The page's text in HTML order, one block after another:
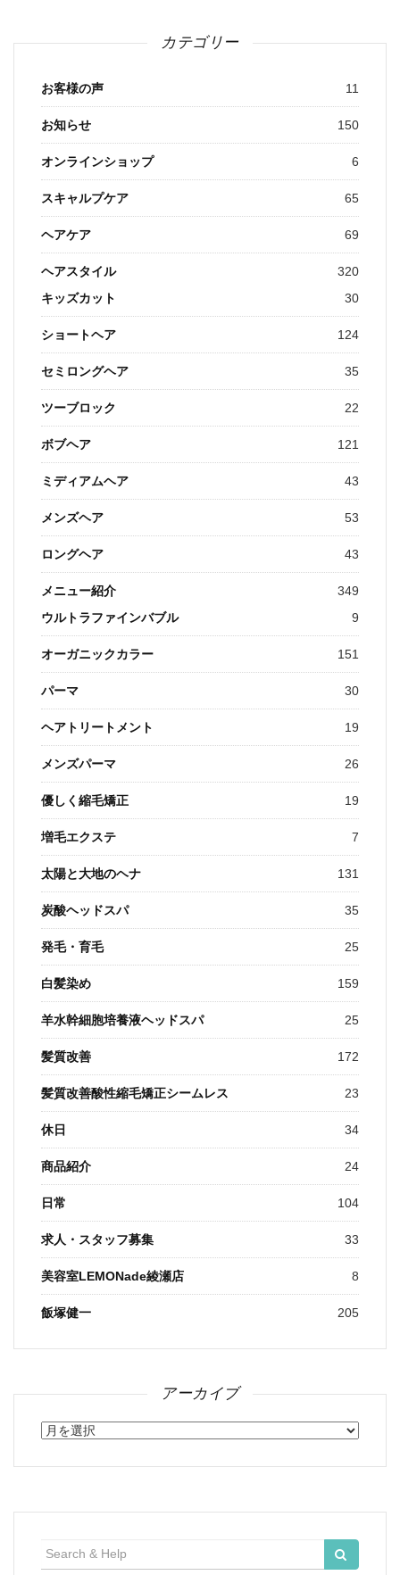
カテゴリー
お客様の声 11
お知らせ 150
オンラインショップ 6
スキャルプケア 65
ヘアケア 69
ヘアスタイル
320
キッズカット
30
ショートヘア 124
セミロングヘア 35
ツーブロック 22
ボブヘア 121
ミディアムヘア 43
メンズヘア 53
ロングヘア 43
メニュー紹介
349
ウルトラファインバブル
9
オーガニックカラー 151
パーマ 30
ヘアトリートメント 19
メンズパーマ 26
優しく縮毛矯正 19
増毛エクステ 7
太陽と大地のヘナ 131
炭酸ヘッドスパ 35
発毛・育毛 25
白髪染め 159
羊水幹細胞培養液ヘッドスパ 25
髪質改善 172
髪質改善酸性縮毛矯正シームレス 23
休日 34
商品紹介 24
日常 104
求人・スタッフ募集 33
美容室LEMONade綾瀬店 8
飯塚健一 205
アーカイブ
ア
カ